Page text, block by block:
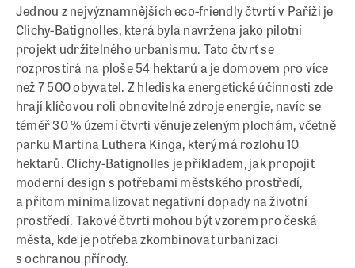
Jednou z nejvýznamnějších eco-friendly čtvrtí v Paříži je
Clichy-Batignolles, která byla navržena jako pilotní
projekt udržitelného urbanismu. Tato čtvrť se
rozprostírá na ploše 54 hektarů a je domovem pro více
než 7 500 obyvatel. Z hlediska energetické účinnosti zde
hrají klíčovou roli obnovitelné zdroje energie, navíc se
téměř 30 % území čtvrti věnuje zeleným plochám, včetně
parku Martina Luthera Kinga, který má rozlohu 10
hektarů. Clichy-Batignolles je příkladem, jak propojit
moderní design s potřebami městského prostředí,
a přitom minimalizovat negativní dopady na životní
prostředí. Takové čtvrti mohou být vzorem pro česká
města, kde je potřeba zkombinovat urbanizaci
s ochranou přírody.